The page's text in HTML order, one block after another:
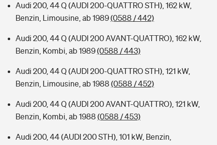
Audi 200, 44 Q (AUDI 200-QUATTRO STH), 162 kW,
Benzin, Limousine, ab 1989(0588 / 442)
Audi 200, 44 Q (AUDI 200 AVANT-QUATTRO), 162 kW,
Benzin, Kombi, ab 1989(0588 / 443)
Audi 200, 44 Q (AUDI 200-QUATTRO STH), 121 kW,
Benzin, Limousine, ab 1988 (0588 / 452)
Audi 200, 44 Q (AUDI 200 AVANT-QUATTRO), 121 kW,
Benzin, Kombi, ab 1988 (0588 / 453)
Audi 200, 44 (AUDI 200 STH), 101 kW, Benzin,